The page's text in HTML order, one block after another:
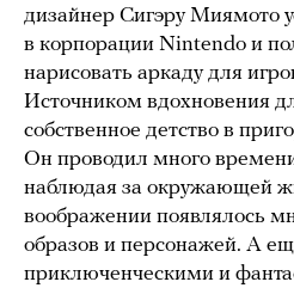
дизайнер Сигэру Миямото
в корпорации Nintendo и
нарисовать аркаду для
Источником вдохновения
собственное детство в
Он проводил много
наблюдая за окружающей
воображении появлялось
образов и персонажей. А
приключенческими и